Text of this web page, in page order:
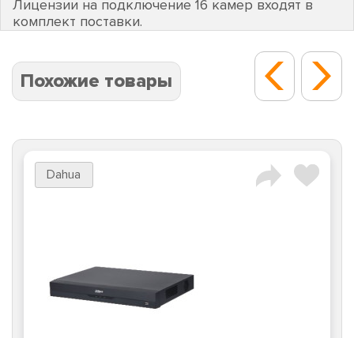
Лицензии на подключение 16 камер входят в
комплект поставки.
Похожие товары
Dahua